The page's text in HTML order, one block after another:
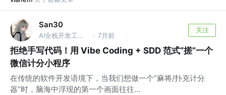
San30
AI全栈开发工程师 · 7月前
关注
拒绝手写代码！用 Vibe Coding + SDD 范式“搓”一个
微信计分小程序
在传统的软件开发语境下，当我们想做一个“麻将/扑克计分
器”时，脑海中浮现的第一个画面往往...